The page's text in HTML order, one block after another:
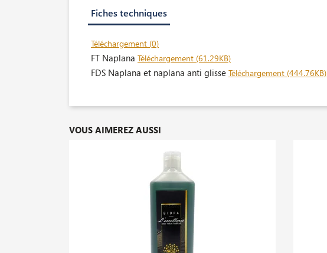
Fiches techniques
Téléchargement (0)
FT Naplana Téléchargement (61.29KB)
FDS Naplana et naplana anti glisse Téléchargement (444.76KB)
VOUS AIMEREZ AUSSI